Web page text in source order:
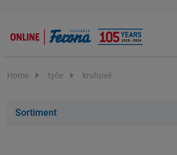
Home tyče kruhové
Sortiment